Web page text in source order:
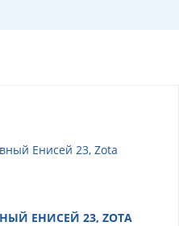
ЕНИСЕЙ 23, ZOTA